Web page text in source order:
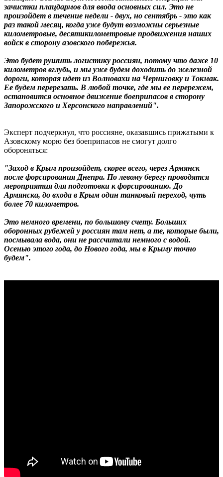
зачистки плацдармов для ввода основных сил. Это не
произойдет в течение недели - двух, но сентябрь - это как
раз такой месяц, когда уже будут возможны серьезные
километровые, десятикилометровые продвижения наших
войск в сторону азовского побережья.
Это будет рушить логистику россиян, потому что даже 10
километров вглубь, и мы уже будем доходить до железной
дороги, которая идет из Волновахи на Черниговку и Токмак.
Ее будем перерезать. В любой точке, где мы ее перережем,
остановится основное движение боеприпасов в сторону
Запорожского и Херсонского направлений".
Эксперт подчеркнул, что россияне, оказавшись прижатыми к
Азовскому морю без боеприпасов не смогут долго
обороняться:
"Заход в Крым произойдет, скорее всего, через Армянск
после форсирования Днепра. По левому берегу проводятся
мероприятия для подготовки к форсированию. До
Армянска, до входа в Крым один танковый переход, чуть
более 70 километров.
Это немного времени, по большому счету. Больших
оборонных рубежей у россиян там нет, а те, которые были,
посмывала вода, они не рассчитали немного с водой.
Осенью этого года, до Нового года, мы в Крыму точно
будем".